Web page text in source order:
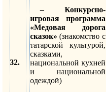
32.
– Конкурсно-
игровая программа
«Медовая дорога
сказок» (знакомство с
татарской культурой,
сказками,
национальной кухней
и национальной
одеждой)